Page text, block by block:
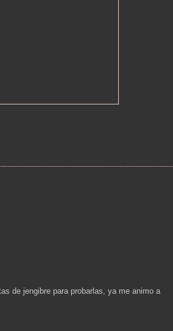
de jengibre para probarlas, ya me animo a